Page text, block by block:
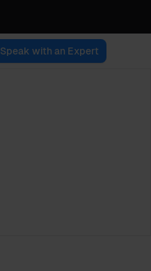
Speak with an Expert